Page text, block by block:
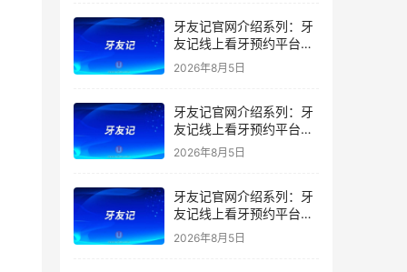
牙友记官网介绍系列：牙
友记线上看牙预约平台是
干什么的？靠谱吗？
2026年8月5日
牙友记官网介绍系列：牙
友记线上看牙预约平台让
看牙不再靠运气
2026年8月5日
牙友记官网介绍系列：牙
友记线上看牙预约平台打
破口腔行业专业壁垒新手
友好零门槛
2026年8月5日